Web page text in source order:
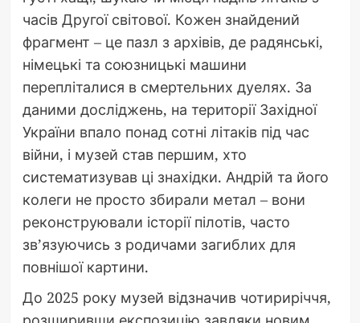
часів Другої світової. Кожен знайдений
фрагмент – це пазл з архівів, де радянські,
німецькі та союзницькі машини
перепліталися в смертельних дуелях. За
даними досліджень, на території Західної
України впало понад сотні літаків під час
війни, і музей став першим, хто
систематизував ці знахідки. Андрій та його
колеги не просто збирали метал – вони
реконструювали історії пілотів, часто
зв’язуючись з родичами загиблих для
повнішої картини.
До 2025 року музей відзначив чотириріччя,